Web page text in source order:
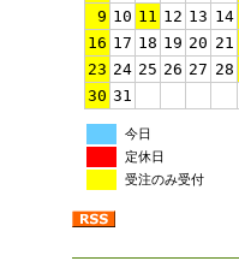
9 10 11 12 13 14
16 17 18 19 20 21
23 24 25 26 27 28
30 31
今日
定休日
受注のみ受付